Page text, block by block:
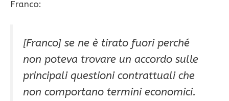
Franco:
[Franco] se ne è tirato fuori perché
non poteva trovare un accordo sulle
principali questioni contrattuali che
non comportano termini economici.